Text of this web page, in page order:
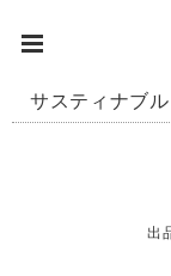
サスティナブル
出